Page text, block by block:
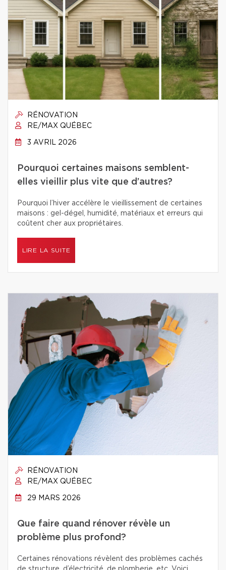
RÉNOVATION
RE/MAX QUÉBEC
3 AVRIL 2026
Pourquoi certaines maisons semblent-
elles vieillir plus vite que d’autres?
Pourquoi l’hiver accélère le vieillissement de certaines
maisons : gel-dégel, humidité, matériaux et erreurs qui
coûtent cher aux propriétaires.
LIRE LA SUITE
RÉNOVATION
RE/MAX QUÉBEC
29 MARS 2026
Que faire quand rénover révèle un
problème plus profond?
Certaines rénovations révèlent des problèmes cachés